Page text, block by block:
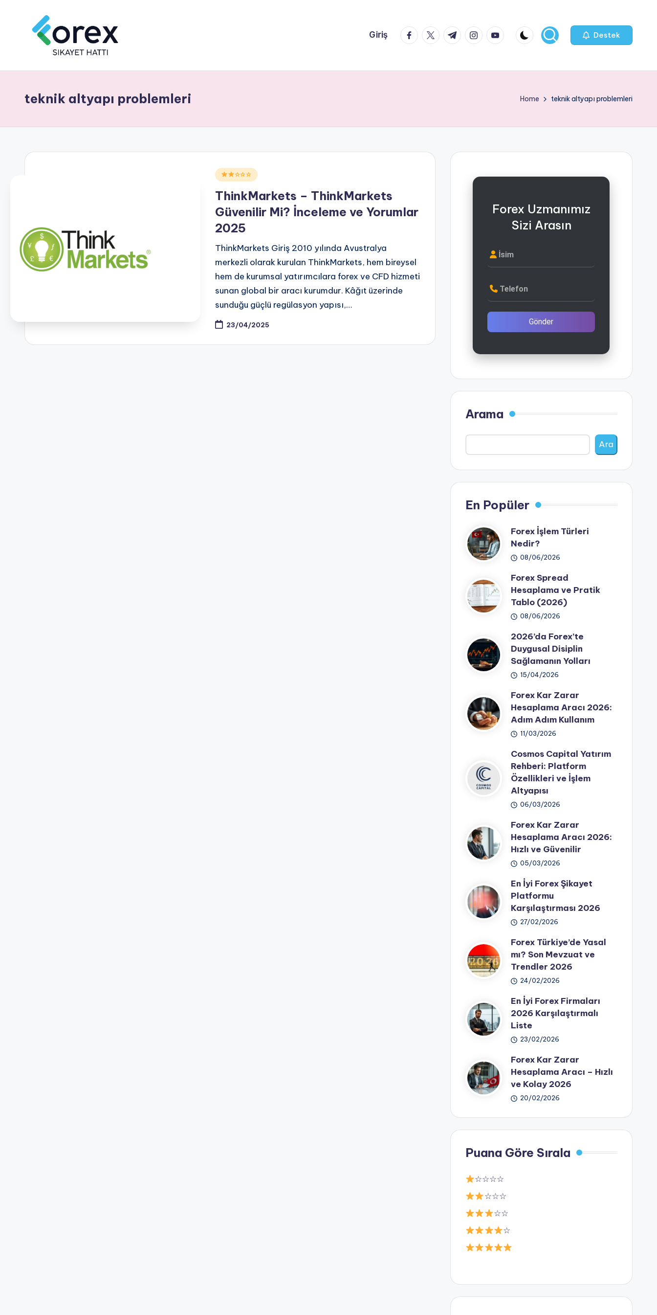
Giriş facebook.com
twitter.com
t.me instagram.com
youtube.com Destek
teknik altyapı problemleri Home teknik altyapı problemleri
Posted☆☆☆
ThinkMarkets – ThinkMarkets
Güvenilir Mi? İnceleme ve Yorumlar
2025
ThinkMarkets Giriş 2010 yılında Avustralya
merkezli olarak kurulan ThinkMarkets, hem bireysel
hem de kurumsal yatırımcılara forex ve CFD hizmeti
sunan global bir aracı kurumdur. Kâğıt üzerinde
sunduğu güçlü regülasyon yapısı,…
23/04/2025
Forex Uzmanımız
Sizi Arasın
İsim
Telefon
Gönder
Arama
Ara
En Popüler
Forex İşlem Türleri
Nedir?
08/06/2026
Forex Spread
Hesaplama ve Pratik
Tablo (2026)
08/06/2026
2026’da Forex’te
Duygusal Disiplin
Sağlamanın Yolları
15/04/2026
Forex Kar Zarar
Hesaplama Aracı 2026:
Adım Adım Kullanım
11/03/2026
Cosmos Capital Yatırım
Rehberi: Platform
Özellikleri ve İşlem
Altyapısı
06/03/2026
Forex Kar Zarar
Hesaplama Aracı 2026:
Hızlı ve Güvenilir
05/03/2026
En İyi Forex Şikayet
Platformu
Karşılaştırması 2026
27/02/2026
Forex Türkiye’de Yasal
mı? Son Mevzuat ve
Trendler 2026
24/02/2026
En İyi Forex Firmaları
2026 Karşılaştırmalı
Liste
23/02/2026
Forex Kar Zarar
Hesaplama Aracı – Hızlı
ve Kolay 2026
20/02/2026
Puana Göre Sırala
☆☆☆☆
☆☆☆
☆☆
☆